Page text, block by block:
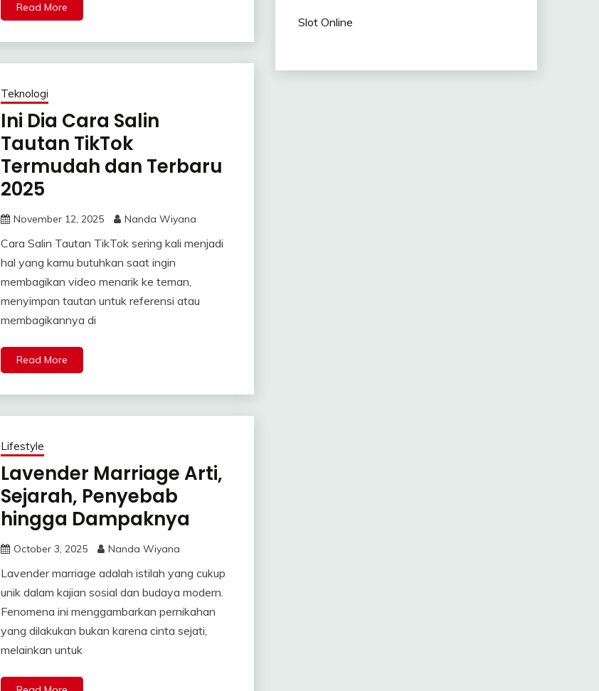
Read More
Teknologi
Ini Dia Cara Salin
Tautan TikTok
Termudah dan Terbaru
2025
November 12, 2025 Nanda Wiyana
Cara Salin Tautan TikTok sering kali menjadi
hal yang kamu butuhkan saat ingin
membagikan video menarik ke teman,
menyimpan tautan untuk referensi atau
membagikannya di
Read More
Lifestyle
Lavender Marriage Arti,
Sejarah, Penyebab
hingga Dampaknya
October 3, 2025 Nanda Wiyana
Lavender marriage adalah istilah yang cukup
unik dalam kajian sosial dan budaya modern.
Fenomena ini menggambarkan pernikahan
yang dilakukan bukan karena cinta sejati,
melainkan untuk
Slot Online